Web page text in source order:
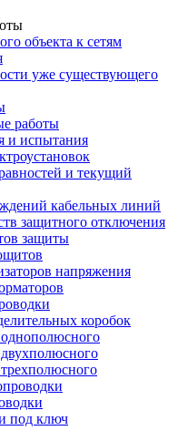
объекта к сетям
уже существующего
работы
и испытания
и текущий
кабельных линий
защитного отключения
защиты
напряжения
коробок
под ключ